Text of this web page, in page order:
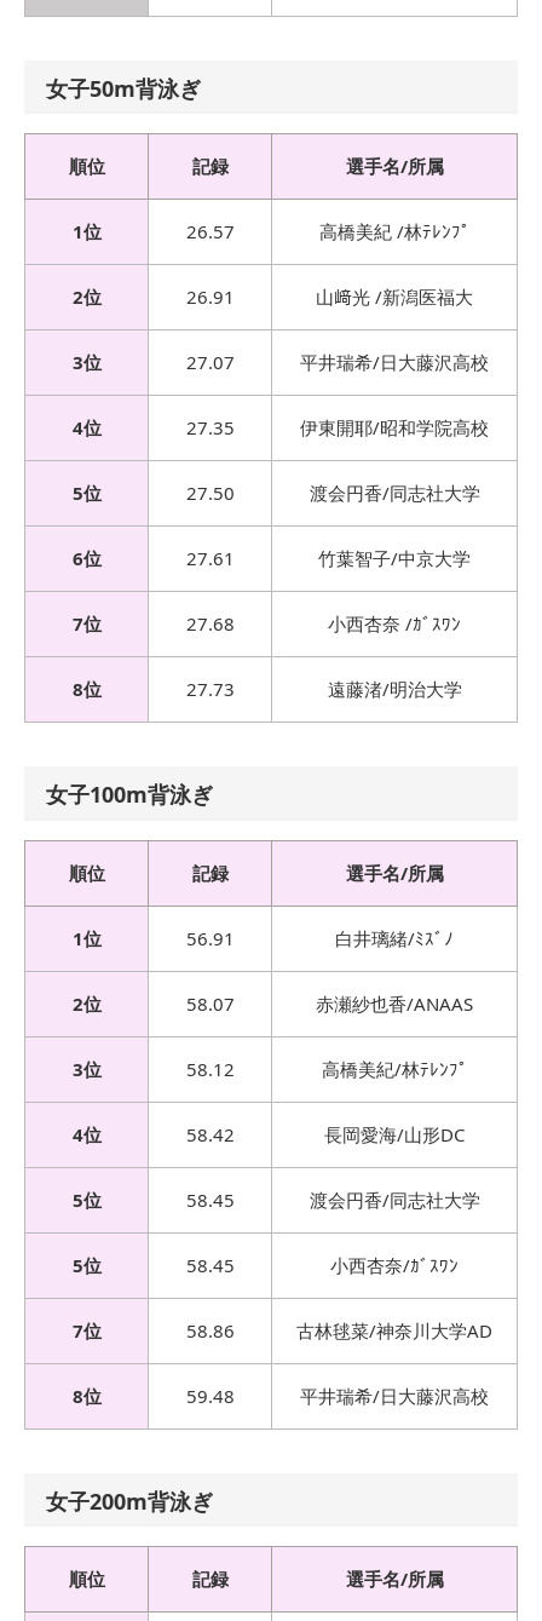
女子50m背泳ぎ
順位 記録 選手名/所属
1位 26.57 高橋美紀 /林ﾃﾚﾝﾌﾟ
2位 26.91 山﨑光 /新潟医福大
3位 27.07 平井瑞希/日大藤沢高校
4位 27.35 伊東開耶/昭和学院高校
5位 27.50 渡会円香/同志社大学
6位 27.61 竹葉智子/中京大学
7位 27.68 小西杏奈 /ｶﾞｽﾜﾝ
8位 27.73 遠藤渚/明治大学
女子100m背泳ぎ
順位 記録 選手名/所属
1位 56.91 白井璃緒/ﾐｽﾞﾉ
2位 58.07 赤瀬紗也香/ANAAS
3位 58.12 高橋美紀/林ﾃﾚﾝﾌﾟ
4位 58.42 長岡愛海/山形DC
5位 58.45 渡会円香/同志社大学
5位 58.45 小西杏奈/ｶﾞｽﾜﾝ
7位 58.86 古林毬菜/神奈川大学AD
8位 59.48 平井瑞希/日大藤沢高校
女子200m背泳ぎ
順位 記録 選手名/所属